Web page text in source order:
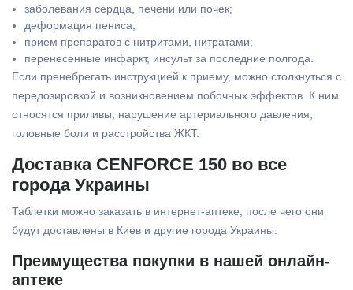
заболевания сердца, печени или почек;
деформация пениса;
прием препаратов с нитритами, нитратами;
перенесенные инфаркт, инсульт за последние полгода.
Если пренебрегать инструкцией к приему, можно столкнуться с
передозировкой и возникновением побочных эффектов. К ним
относятся приливы, нарушение артериального давления,
головные боли и расстройства ЖКТ.
Доставка CENFORCE 150 во все
города Украины
Таблетки можно заказать в интернет-аптеке, после чего они
будут доставлены в Киев и другие города Украины.
Преимущества покупки в нашей онлайн-
аптеке